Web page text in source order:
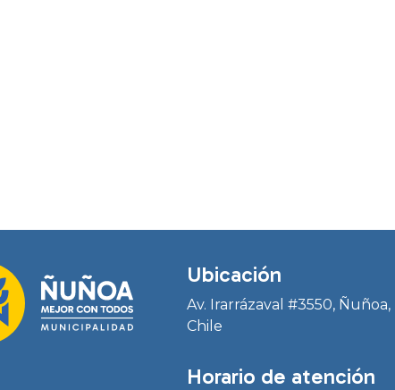
Ubicación
Av. Irarrázaval #3550, Ñuñoa,
Chile
Horario de atención